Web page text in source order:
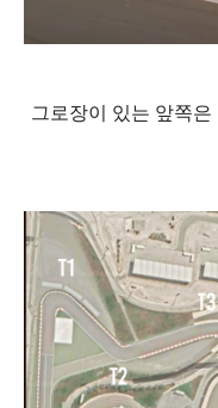
그로장이 있는 앞쪽